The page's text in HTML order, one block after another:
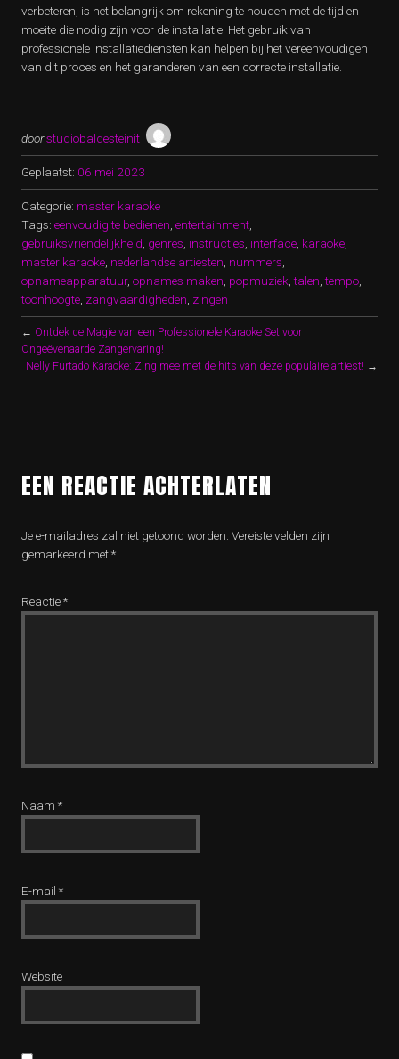
verbeteren, is het belangrijk om rekening te houden met de tijd en
moeite die nodig zijn voor de installatie. Het gebruik van
professionele installatiediensten kan helpen bij het vereenvoudigen
van dit proces en het garanderen van een correcte installatie.
doorstudiobaldesteinit
Geplaatst: 06 mei 2023
Categorie: master karaoke
Tags: eenvoudig te bedienen entertainment
gebruiksvriendelijkheid genres instructies interface karaoke
master karaoke nederlandse artiesten nummers
opnameapparatuur, opnames maken popmuziek ,talen ,tempo
toonhoogte zangvaardigheden zingen
← Ontdek de Magie van een Professionele Karaoke Set voor
Ongeëvenaarde Zangervaring!
Nelly Furtado Karaoke: Zing mee met de hits van deze populaire artiest! →
EEN REACTIE ACHTERLATEN
Je e-mailadres zal niet getoond worden. Vereiste velden zijn
gemarkeerd met*
Reactie*
Naam *
E-mail *
Website